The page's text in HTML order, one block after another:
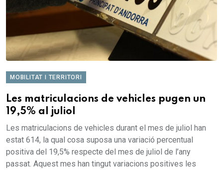
MOBILITAT I TERRITORI
Les matriculacions de vehicles pugen un
19,5% al juliol
Les matriculacions de vehicles durant el mes de juliol han
estat 614, la qual cosa suposa una variació percentual
positiva del 19,5% respecte del mes de juliol de l’any
passat. Aquest mes han tingut variacions positives les